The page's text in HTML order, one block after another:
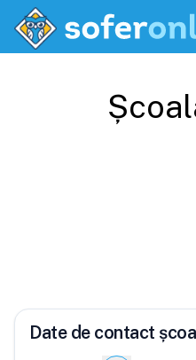
Date de contact